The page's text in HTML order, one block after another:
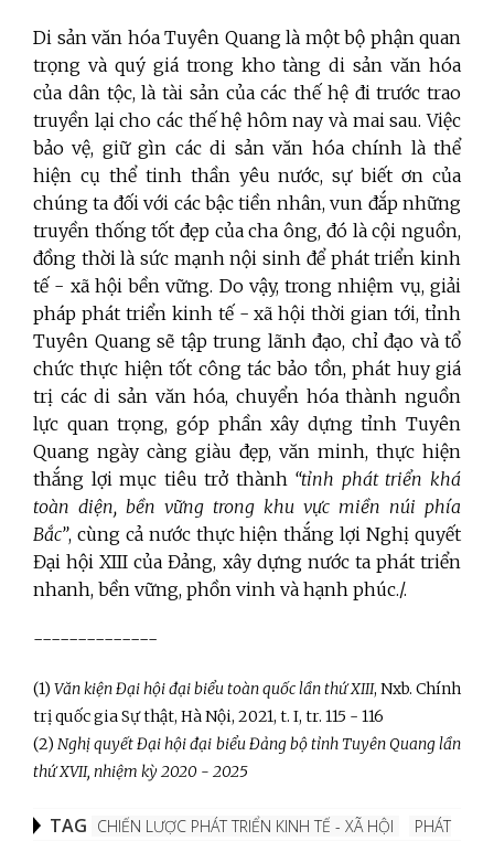
Di sản văn hóa Tuyên Quang là một bộ phận quan
trọng và quý giá trong kho tàng di sản văn hóa
của dân tộc, là tài sản của các thế hệ đi trước trao
truyền lại cho các thế hệ hôm nay và mai sau. Việc
bảo vệ, giữ gìn các di sản văn hóa chính là thể
hiện cụ thể tinh thần yêu nước, sự biết ơn của
chúng ta đối với các bậc tiền nhân, vun đắp những
truyền thống tốt đẹp của cha ông, đó là cội nguồn,
đồng thời là sức mạnh nội sinh để phát triển kinh
tế - xã hội bền vững. Do vậy, trong nhiệm vụ, giải
pháp phát triển kinh tế - xã hội thời gian tới, tỉnh
Tuyên Quang sẽ tập trung lãnh đạo, chỉ đạo và tổ
chức thực hiện tốt công tác bảo tồn, phát huy giá
trị các di sản văn hóa, chuyển hóa thành nguồn
lực quan trọng, góp phần xây dựng tỉnh Tuyên
Quang ngày càng giàu đẹp, văn minh, thực hiện
thắng lợi mục tiêu trở thành “tỉnh phát triển khá
toàn diện, bền vững trong khu vực miền núi phía
Bắc”, cùng cả nước thực hiện thắng lợi Nghị quyết
Đại hội XIII của Đảng, xây dựng nước ta phát triển
nhanh, bền vững, phồn vinh và hạnh phúc./.
--------------
(1) Văn kiện Đại hội đại biểu toàn quốc lần thứ XIII, Nxb. Chính
trị quốc gia Sự thật, Hà Nội, 2021, t. I, tr. 115 - 116
(2)Nghị quyết Đại hội đại biểu Đảng bộ tỉnh Tuyên Quang lần
thứ XVII, nhiệm kỳ 2020 - 2025
TAG CHIẾN LƯỢC PHÁT TRIỂN KINH TẾ - XÃ HỘI
PHÁT